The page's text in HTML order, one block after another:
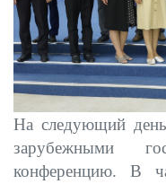
На следующий
зарубежными
конференцию. В